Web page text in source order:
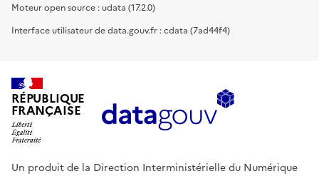
Moteur open source : udata (17.2.0)
Interface utilisateur de data.gouv.fr : cdata (7ad44f4)
RÉPUBLIQUE
FRANÇAISE
Un produit de la Direction Interministérielle du Numérique